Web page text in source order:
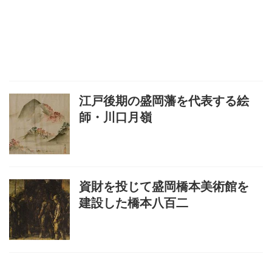
江戸後期の盛岡藩を代表する絵
師・川口月嶺
資財を投じて盛岡橋本美術館を
建設した橋本八百二